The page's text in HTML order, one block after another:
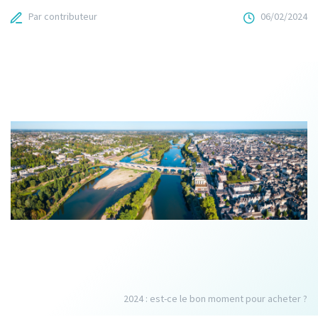
Par contributeur 06/02/2024
2024 : est-ce le bon moment pour acheter ?